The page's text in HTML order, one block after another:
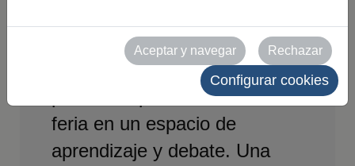
jornadas técnicas,
conferencias y actividades
paralelas que convierten la
feria en un espacio de
aprendizaje y debate. Una
Aceptar y navegar Rechazar
Configurar cookies